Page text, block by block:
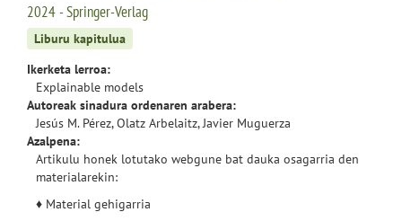
2024 - Springer-Verlag
Liburu kapitulua
Ikerketa lerroa:
Explainable models
Autoreak sinadura ordenaren arabera:
Jesús M. Pérez, Olatz Arbelaitz, Javier Muguerza
Azalpena:
Artikulu honek lotutako webgune bat dauka osagarria den
materialarekin:
♦ Material gehigarria